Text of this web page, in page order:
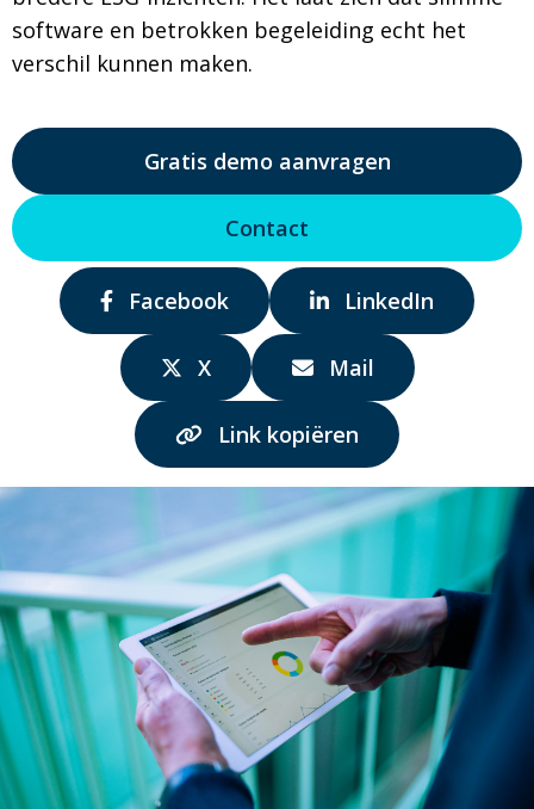
software en betrokken begeleiding echt het
verschil kunnen maken.
Gratis demo aanvragen
Contact
Delen
via:
Facebook
Delen
LinkedIn
Delen
via:
X
Delen
Mail
Link kopiëren